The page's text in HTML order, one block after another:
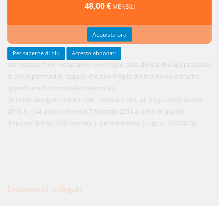
dimostrare che il reclamante non è figlio della donna che egli pretende
di avere per madre, oppure che non è figlio del marito della madre,
quando risulta provata la maternità.]
(Articolo abrogato dall’art. 106, comma 1, lett. a), D.Lgs. 28 dicembre
2013, n. 154, a decorrere dal 7 febbraio 2014 ai sensi di quanto
disposto dall’art. 108, comma 1, del medesimo D.Lgs. n. 154/2013)
Documenti collegati
48,00 € MENSILI
Acquista ora
Per saperne di più Accesso abbonati